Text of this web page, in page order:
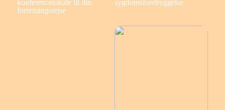
konferencelokale til din
forretningsrejse
sygdomsforebyggelse